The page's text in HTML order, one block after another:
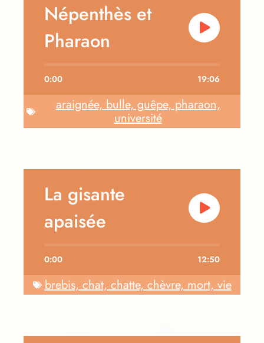
Népenthès et
Pharaon
0:00 19:06
araignée, bulle, guêpe, pharaon,
université
La gisante
apaisée
0:00 12:50
brebis, chat, chatte, chèvre, mort, vie